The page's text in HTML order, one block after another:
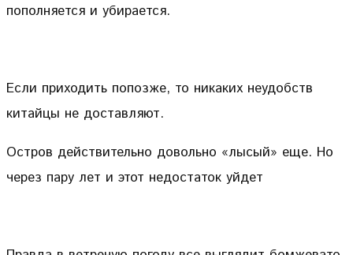
пополняется и убирается.
Если приходить попозже, то никаких неудобств
китайцы не доставляют.
Остров действительно довольно «лысый» еще. Но
через пару лет и этот недостаток уйдет